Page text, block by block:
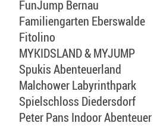
FunJump Bernau
Familiengarten Eberswalde
Fitolino
MYKIDSLAND & MYJUMP
Spukis Abenteuerland
Malchower Labyrinthpark
Spielschloss Diedersdorf
Peter Pans Indoor Abenteuer